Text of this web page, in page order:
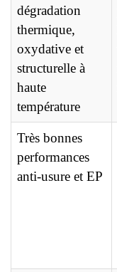
dégradation
thermique,
oxydative et
structurelle à
haute
température
Très bonnes
performances
anti-usure et EP